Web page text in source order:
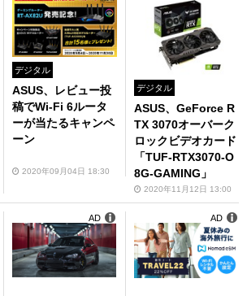
デジタル
ASUS、レビュー投
稿でWi-Fi 6ルータ
ーが当たるキャンペ
ーン
2020年09月04日 18:30
デジタル
ASUS、GeForce R
TX 3070オーバーク
ロックビデオカード
「TUF-RTX3070-O
8G-GAMING」
2020年11月12日 13:00
AD AD